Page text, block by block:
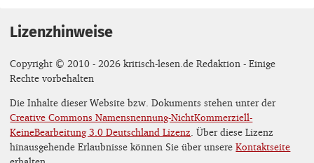
Lizenzhinweise
Copyright © 2010 - 2026 kritisch-lesen.de Redaktion - Einige
Rechte vorbehalten
Die Inhalte dieser Website bzw. Dokuments stehen unter der
Creative Commons Namensnennung-NichtKommerziell-
KeineBearbeitung 3.0 Deutschland Lizenz . Über diese Lizenz
hinausgehende Erlaubnisse können Sie über unsereKontaktseite